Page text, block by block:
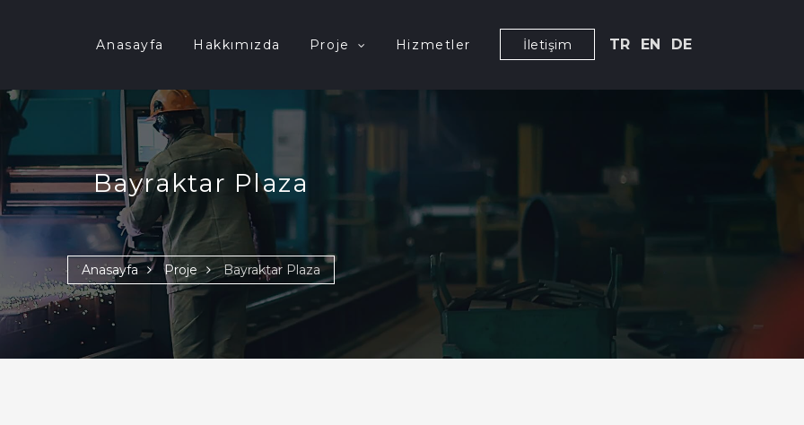
Anasayfa Hakkımızda Proje Hizmetler İletişim TR EN DE
Bayraktar Plaza
Anasayfa Proje Bayraktar Plaza